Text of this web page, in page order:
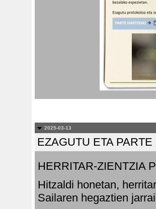
2025-03-13
EZAGUTU ETA
HERRITAR-ZIENTZIA
Hitzaldi honetan,
Sailaren hegaztien